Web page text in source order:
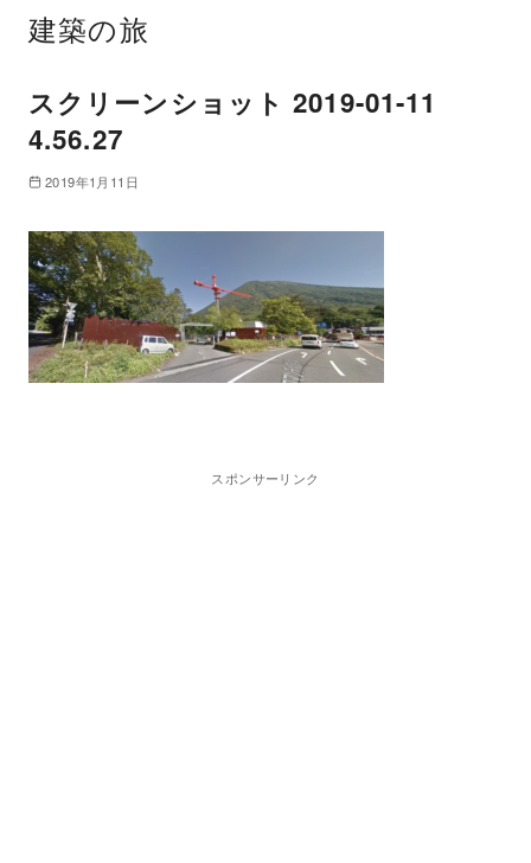
建築の旅
スクリーンショット 2019-01-11
4.56.27
2019年1月11日
スポンサーリンク